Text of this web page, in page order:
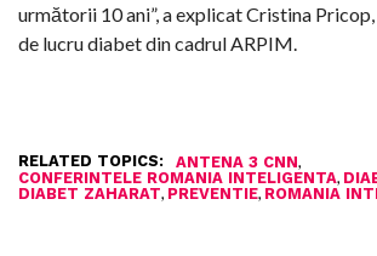
următorii 10 ani”, a explicat Cristina
de lucru diabet din cadrul ARPIM.
RELATED TOPICS: ANTENA 3 CNN,
CONFERINTELE ROMANIA INTELIGENTA,
DIABET ZAHARAT, PREVENTIE, ROMANIA